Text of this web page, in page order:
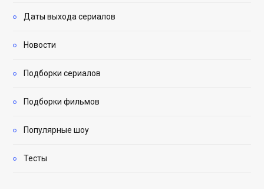
Даты выхода сериалов
Новости
Подборки сериалов
Подборки фильмов
Популярные шоу
Тесты